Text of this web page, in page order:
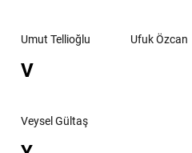
Umut Tellioğlu Ufuk Özcan
V
Veysel Gültaş